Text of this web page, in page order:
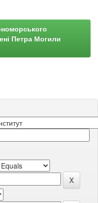
Петра Могили